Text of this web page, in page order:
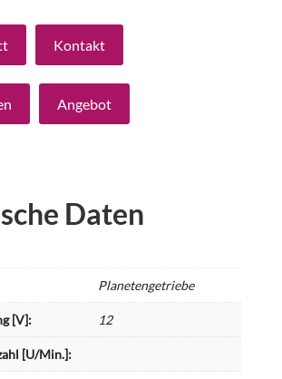
Kontakt
Angebot
Daten
Planetengetriebe
[V]: 12
[U/Min.]: